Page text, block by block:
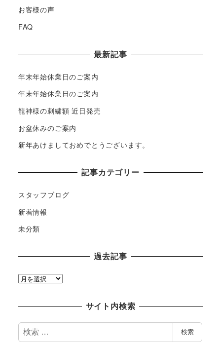
お客様の声
FAQ
最新記事
年末年始休業日のご案内
年末年始休業日のご案内
龍神様の刺繍額 近日発売
お盆休みのご案内
新年あけましておめでとうございます。
記事カテゴリー
スタッフブログ
新着情報
未分類
過去記事
過
サイト内検索
検
索
検索